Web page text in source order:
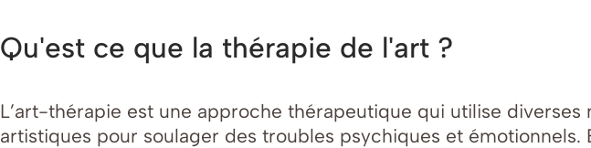
Qu'est ce que la thérapie de l'art ?
L’art-thérapie est une approche thérapeutique qui utilise diverses
artistiques pour soulager des troubles psychiques et émotionnels.